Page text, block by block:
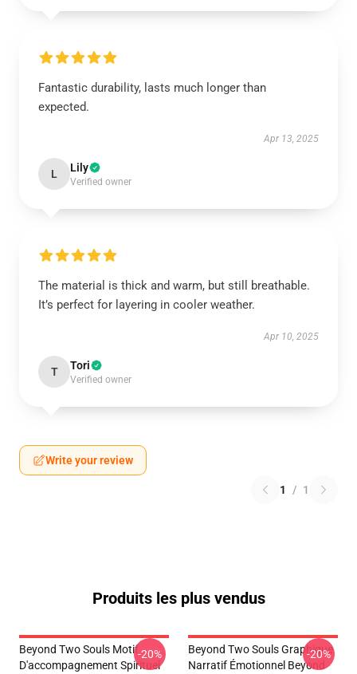
Fantastic durability, lasts much longer than
expected.
Apr 13, 2025
L Lily
Verified owner
The material is thick and warm, but still breathable.
It’s perfect for layering in cooler weather.
Apr 10, 2025
T Tori
Verified owner
Write your review
1 / 1
Produits les plus vendus
Beyond Two Souls Motif
D'accompagnement Spirituel
-20%
Beyond Two Souls Graphique
Narratif Émotionnel Beyond
-20%